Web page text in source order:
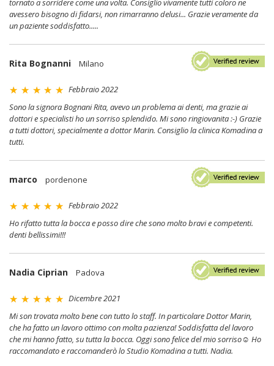
tornato a sorridere come una volta. Consiglio vivamente tutti coloro ne
avessero bisogno di fidarsi, non rimarranno delusi... Grazie veramente da
un paziente soddisfatto.....
Rita Bognanni Milano
Febbraio 2022
Sono la signora Bognani Rita, avevo un problema ai denti, ma grazie ai
dottori e specialisti ho un sorriso splendido. Mi sono ringiovanita :-) Grazie
a tutti dottori, specialmente a dottor Marin. Consiglio la clinica Komadina a
tutti.
marco pordenone
Febbraio 2022
Ho rifatto tutta la bocca e posso dire che sono molto bravi e competenti.
denti bellissimi!!!
Nadia Ciprian Padova
Dicembre 2021
Mi son trovata molto bene con tutto lo staff. In particolare Dottor Marin,
che ha fatto un lavoro ottimo con molta pazienza! Soddisfatta del lavoro
che mi hanno fatto, su tutta la bocca. Oggi sono felice del mio sorriso☺ Ho
raccomandato e raccomanderò lo Studio Komadina a tutti. Nadia.